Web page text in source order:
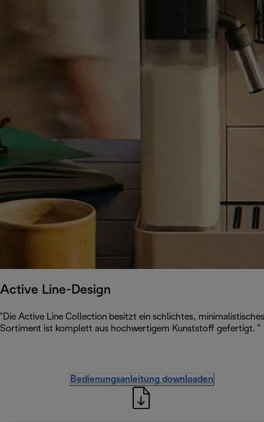
Active Line-Design
"Die Active Line Collection besitzt ein schlichtes,
Sortiment ist komplett aus hochwertigem Kunststoff gefertigt. "
Bedienungsanleitung downloaden